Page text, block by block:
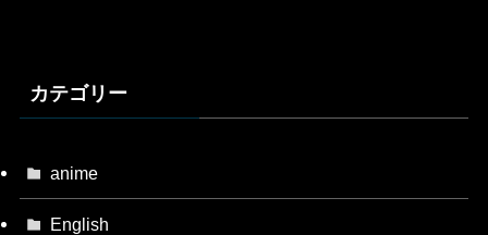
カテゴリー
anime
English